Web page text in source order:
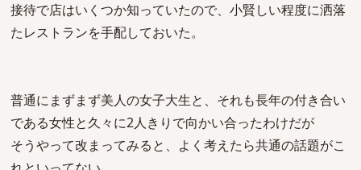
接待で店はいくつか知っていたので、小賢しい程度に洒落
たレストランを手配しておいた。
普通にまずまず美人の女子大生と、それも長年の付き合い
である女性と久々に2人きりで向かい合ったわけだが
そうやって改まってみると、よく考えたら共通の話題がこ